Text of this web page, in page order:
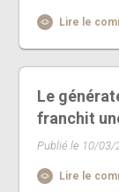
Lire le
Le
franchit
Publié le 10/03/
Lire le